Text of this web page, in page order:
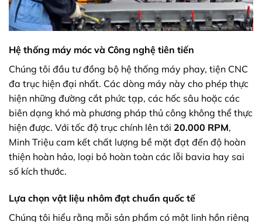
Hệ thống máy móc và Công nghệ tiên tiến
Chúng tôi đầu tư đồng bộ hệ thống máy phay, tiện CNC
đa trục hiện đại nhất. Các dòng máy này cho phép thực
hiện những đường cắt phức tạp, các hốc sâu hoặc các
biên dạng khó mà phương pháp thủ công không thể thực
hiện được. Với tốc độ trục chính lên tới 20.000 RPM,
Minh Triệu cam kết chất lượng bề mặt đạt đến độ hoàn
thiện hoàn hảo, loại bỏ hoàn toàn các lỗi bavia hay sai
số kích thước.
Lựa chọn vật liệu nhôm đạt chuẩn quốc tế
Chúng tôi hiểu rằng mỗi sản phẩm có một linh hồn riêng